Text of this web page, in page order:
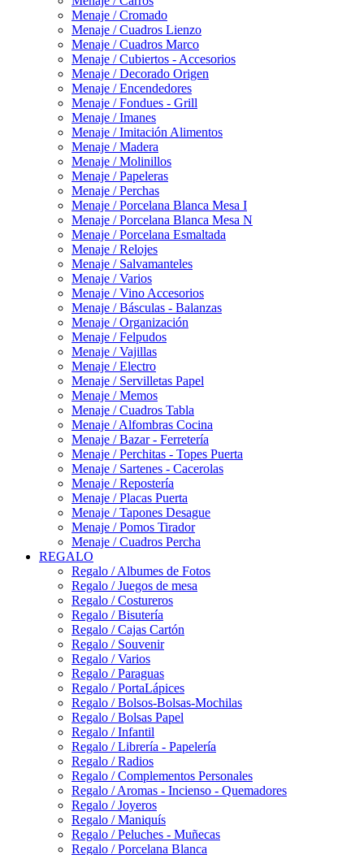
Menaje / Cromado
Menaje / Cuadros Lienzo
Menaje / Cuadros Marco
Menaje / Cubiertos - Accesorios
Menaje / Decorado Origen
Menaje / Encendedores
Menaje / Fondues - Grill
Menaje / Imanes
Menaje / Imitación Alimentos
Menaje / Madera
Menaje / Molinillos
Menaje / Papeleras
Menaje / Perchas
Menaje / Porcelana Blanca Mesa I
Menaje / Porcelana Blanca Mesa N
Menaje / Porcelana Esmaltada
Menaje / Relojes
Menaje / Salvamanteles
Menaje / Varios
Menaje / Vino Accesorios
Menaje / Básculas - Balanzas
Menaje / Organización
Menaje / Felpudos
Menaje / Vajillas
Menaje / Electro
Menaje / Servilletas Papel
Menaje / Memos
Menaje / Cuadros Tabla
Menaje / Alfombras Cocina
Menaje / Bazar - Ferretería
Menaje / Perchitas - Topes Puerta
Menaje / Sartenes - Cacerolas
Menaje / Repostería
Menaje / Placas Puerta
Menaje / Tapones Desague
Menaje / Pomos Tirador
Menaje / Cuadros Percha
REGALO
Regalo / Albumes de Fotos
Regalo / Juegos de mesa
Regalo / Costureros
Regalo / Bisutería
Regalo / Cajas Cartón
Regalo / Souvenir
Regalo / Varios
Regalo / Paraguas
Regalo / PortaLápices
Regalo / Bolsos-Bolsas-Mochilas
Regalo / Bolsas Papel
Regalo / Infantil
Regalo / Librería - Papelería
Regalo / Radios
Regalo / Complementos Personales
Regalo / Aromas - Incienso - Quemadores
Regalo / Joyeros
Regalo / Maniquís
Regalo / Peluches - Muñecas
Regalo / Porcelana Blanca